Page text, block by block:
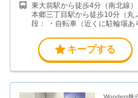
東大前駅から徒歩4分（南北線
本郷三丁目駅から徒歩10分（丸
段： ・自転車（近くに駐輪場あ
キープする
Wonders株